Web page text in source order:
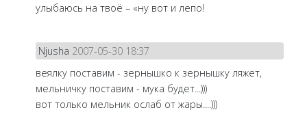
улыбаюсь на твоё – «ну вот и лепо!
Njusha 2007-05-30 18:37
веялку поставим - зернышко к зернышку ляжет,
мельничку поставим - мука будет...)))
вот только мельник ослаб от жары....)))